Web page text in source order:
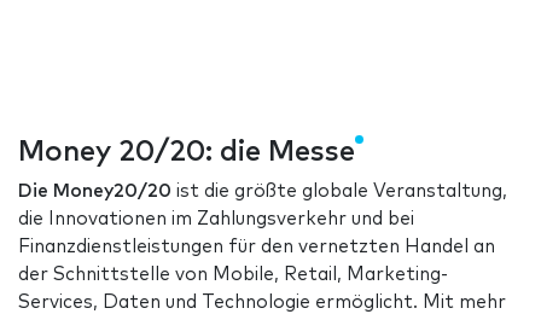
Money 20/20: die Messe
Die Money20/20 ist die größte globale Veranstaltung,
die Innovationen im Zahlungsverkehr und bei
Finanzdienstleistungen für den vernetzten Handel an
der Schnittstelle von Mobile, Retail, Marketing-
Services, Daten und Technologie ermöglicht. Mit mehr